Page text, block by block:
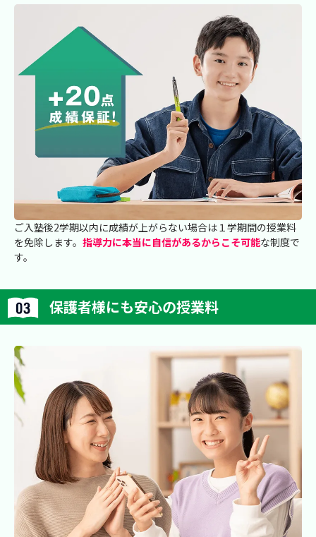
ご入塾後2学期以内に成績が上がらない場合は１学期間の授業料
を免除します。 指導力に本当に自信があるからこそ可能な制度で
す。
保護者様にも安心の授業料